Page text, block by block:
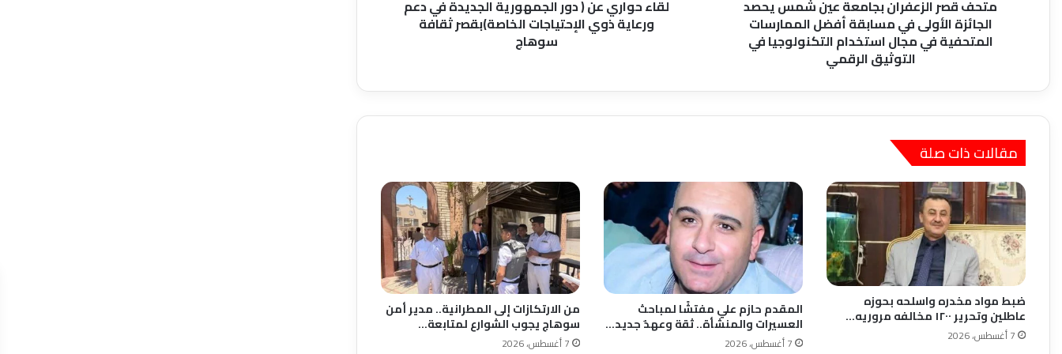
في
استخدام
التكنولوجيا
في
التوثيق
الرقمي
متحف قصر الزعفران بجامعة عين شمس يحصد
الجائزة الأولى في مسابقة أفضل الممارسات
المتحفية في مجال استخدام التكنولوجيا في
التوثيق الرقمي
ورعاية
الإحتياجات
سوهاج
لقاء حواري عن ( دور الجمهورية الجديدة في دعم
ورعاية ذوي الإحتياجات الخاصة)بقصر ثقافة
سوهاج
مقالات ذات صلة
ضبط مواد مخدره واسلحه بحوزه
عاطلين وتحرير ١٢٠٠ مخالفه مروريه…
7 أغسطس، 2026
المقدم حازم علي مفتشًا لمباحث
العسيرات والمنشأة.. ثقة وعهدٌ جديد…
7 أغسطس، 2026
من الارتكازات إلى المطرانية.. مدير أمن
سوهاج يجوب الشوارع لمتابعة…
7 أغسطس، 2026